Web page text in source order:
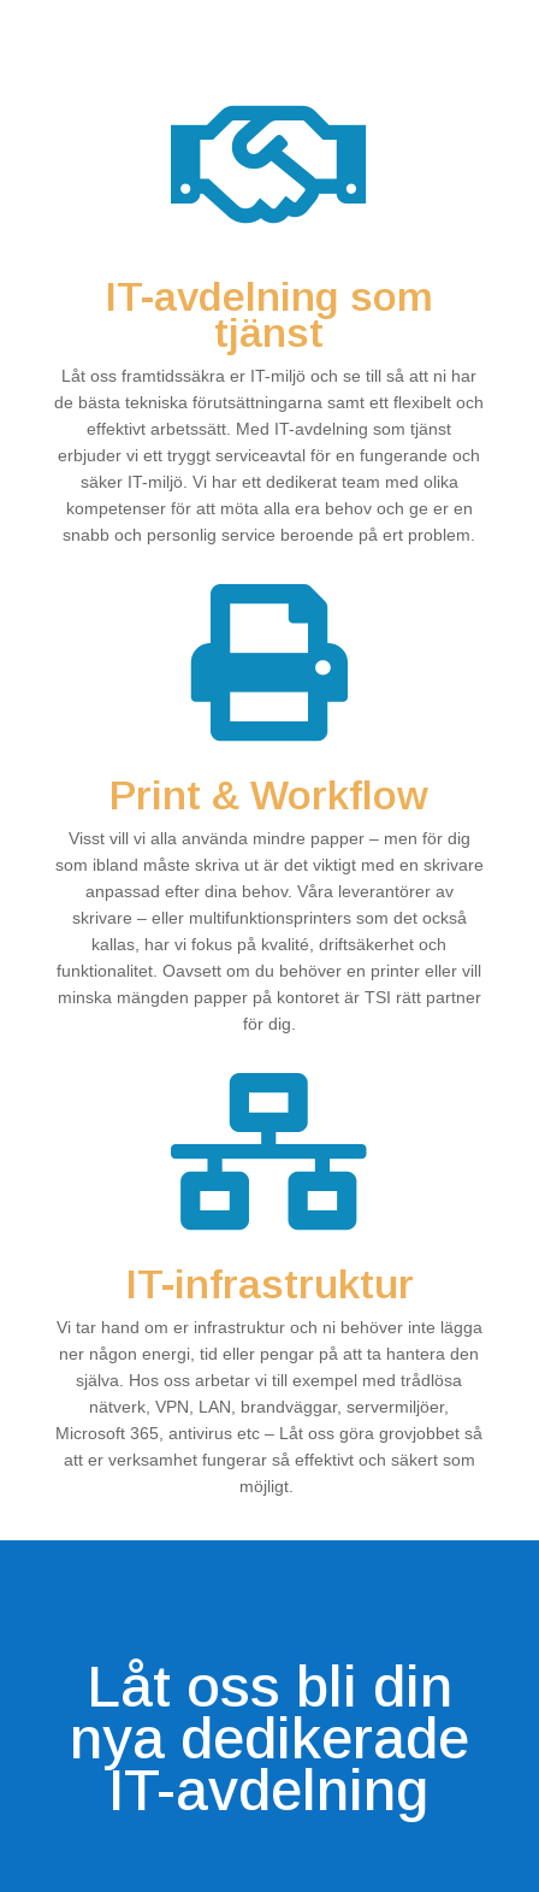

IT-avdelning som
tjänst
Låt oss framtidssäkra er IT-miljö och se till så att ni har
de bästa tekniska förutsättningarna samt ett flexibelt och
effektivt arbetssätt. Med IT-avdelning som tjänst
erbjuder vi ett tryggt serviceavtal för en fungerande och
säker IT-miljö. Vi har ett dedikerat team med olika
kompetenser för att möta alla era behov och ge er en
snabb och personlig service beroende på ert problem.

Print & Workflow
Visst vill vi alla använda mindre papper – men för dig
som ibland måste skriva ut är det viktigt med en skrivare
anpassad efter dina behov. Våra leverantörer av
skrivare – eller multifunktionsprinters som det också
kallas, har vi fokus på kvalité, driftsäkerhet och
funktionalitet. Oavsett om du behöver en printer eller vill
minska mängden papper på kontoret är TSI rätt partner
för dig.

IT-infrastruktur
Vi tar hand om er infrastruktur och ni behöver inte lägga
ner någon energi, tid eller pengar på att ta hantera den
själva. Hos oss arbetar vi till exempel med trådlösa
nätverk, VPN, LAN, brandväggar, servermiljöer,
Microsoft 365, antivirus etc – Låt oss göra grovjobbet så
att er verksamhet fungerar så effektivt och säkert som
möjligt.
Låt oss bli din
nya dedikerade
IT-avdelning